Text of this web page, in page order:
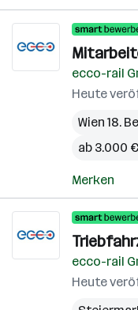
ecco-rail
Heute
Wien 18.
ab 3.000
Merken
ecco-rail
Heute